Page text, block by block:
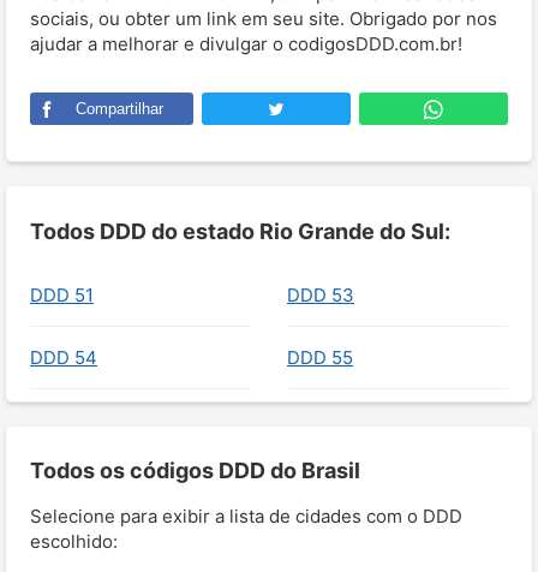
sociais, ou obter um link em seu site. Obrigado por nos
ajudar a melhorar e divulgar o codigosDDD.com.br!
Compartilhar
Todos DDD do estado Rio Grande do Sul:
DDD 51 DDD 53
DDD 54 DDD 55
Todos os códigos DDD do Brasil
Selecione para exibir a lista de cidades com o DDD
escolhido: